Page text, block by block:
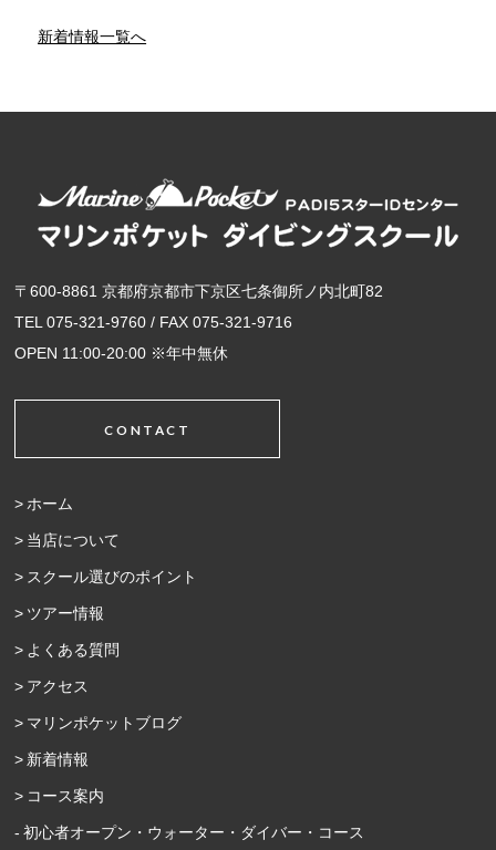
新着情報一覧へ
〒600-8861 京都府京都市下京区七条御所ノ内北町82
TEL 075-321-9760 / FAX 075-321-9716
OPEN 11:00-20:00 ※年中無休
CONTACT
ホーム
当店について
スクール選びのポイント
ツアー情報
よくある質問
アクセス
マリンポケットブログ
新着情報
コース案内
初心者オープン・ウォーター・ダイバー・コース